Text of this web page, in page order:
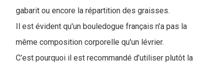
gabarit ou encore la répartition des graisses.
Il est évident qu'un bouledogue français n'a pas la
même composition corporelle qu'un lévrier.
C’est pourquoi il est recommandé d’utiliser plutôt la